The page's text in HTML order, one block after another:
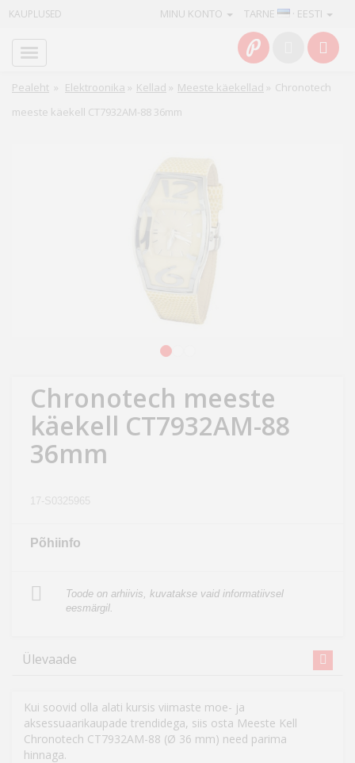
KAUPLUSED TARNE · EESTI
MINU KONTO
Pealeht » Elektroonika » Kellad » Meeste käekellad » Chronotech
meeste käekell CT7932AM-88 36mm
Chronotech meeste
käekell CT7932AM-88
36mm
17-S0325965
Põhiinfo
Toode on arhiivis, kuvatakse vaid informatiivsel
eesmärgil.
Ülevaade
Kui soovid olla alati kursis viimaste moe- ja
aksessuaarikaupade trendidega, siis osta Meeste Kell
Chronotech CT7932AM-88 (Ø 36 mm) need parima
hinnaga.
Info
Teenused
aed
Ilu
Mänguasjad
Auto